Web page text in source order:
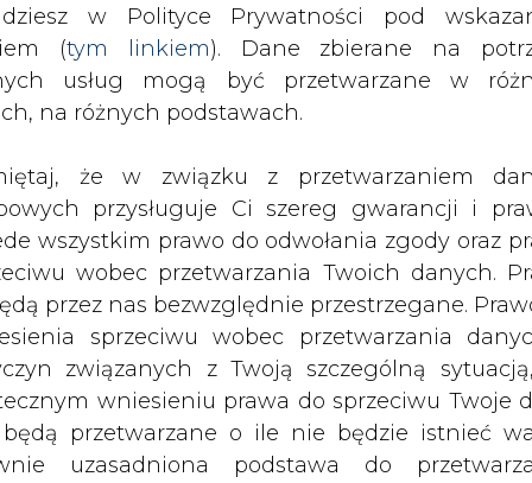
w Polityce Prywatności pod
(tym linkiem). Dane zbierane na
usług mogą być przetwarzane w
na różnych podstawach.
że w związku z przetwarzaniem
przysługuje Ci szereg gwarancji i
wszystkim prawo do odwołania zgody oraz
wobec przetwarzania Twoich danych.
przez nas bezwzględnie przestrzegane.
sprzeciwu wobec przetwarzania
związanych z Twoją szczególną
wniesieniu prawa do sprzeciwu Twoje
przetwarzane o ile nie będzie istnieć
uzasadniona podstawa do
ceny węgla energetycznego
Cena
Zmiany cen
1D
1M YTD
1Y
23,42 -1,6% -0,6% -5,0%
56,55 -1,8% -6,5% 0,5%
-
428,78 -7,8% -19,9% -34,5%
-
406,08 -8,3% -18,2% -33,3% -